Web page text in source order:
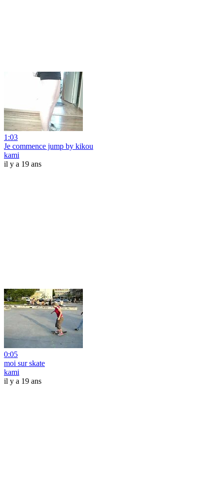
1:03
Je commence jump by kikou
kami
il y a 19 ans
0:05
moi sur skate
kami
il y a 19 ans